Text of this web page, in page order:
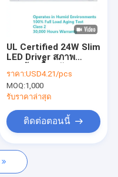
UL Certified 24W Slim
LED Driver สภาพ
สนุนสําหรับกระจกห้อง
น้ํา
ราคา:USD4.21/pcs
MOQ:1,000
รับราคาล่าสุด
ติดต่อตอนนี้